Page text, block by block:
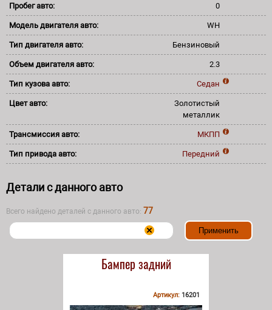
Пробег авто: 0
Модель двигателя авто: WH
Тип двигателя авто: Бензиновый
Объем двигателя авто: 2.3
Тип кузова авто: Седан
Цвет авто:
Золотистый
металлик
Трансмиссия авто: МКПП
Тип привода авто: Передний
Детали с данного авто
Всего найдено деталей с данного авто: 77
Бампер задний
Артикул: 16201